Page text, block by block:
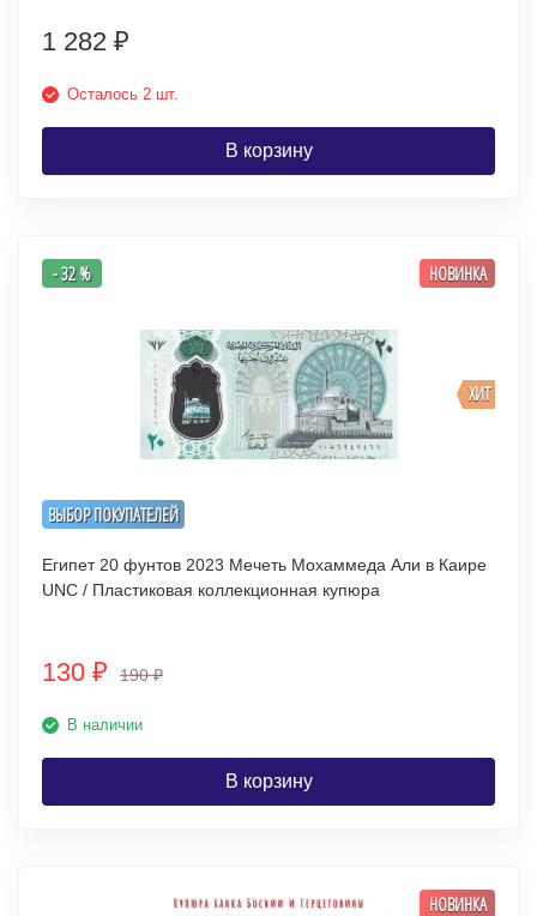
1 282 ₽
Осталось 2 шт.
В корзину
ВЫБОР ПОКУПАТЕЛЕЙ
ХИТ
- 32 % НОВИНКА
Египет 20 фунтов 2023 Мечеть Мохаммеда Али в Каире
UNC / Пластиковая коллекционная купюра
130 ₽ 190₽
В наличии
В корзину
НОВИНКА